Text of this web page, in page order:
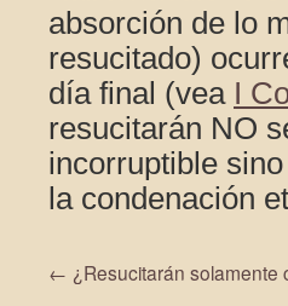
absorción de lo
resucitado)
día final (vea I
resucitarán NO
incorruptible
la condenación
← ¿Resucitarán solamente